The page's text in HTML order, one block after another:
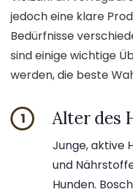
jedoch eine klare
Bedürfnisse
sind einige wichtige
werden, die beste
1 Alter des
Junge, aktive
und
Hunden.